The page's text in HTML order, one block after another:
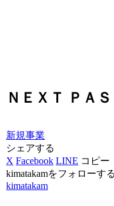
ＮＥＸＴ ＰＡ
新規事業
シェアする
X Facebook LINE コピー
kimatakamをフォローする
kimatakam